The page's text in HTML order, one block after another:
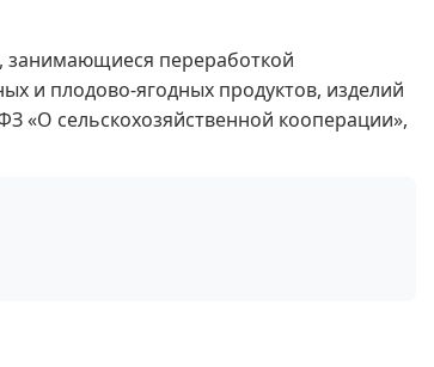
занимающиеся переработкой
и плодово-ягодных продуктов, изделий
«О сельскохозяйственной кооперации»,